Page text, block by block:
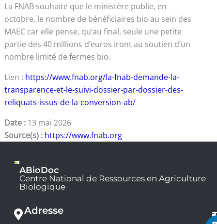
La FNAB souhaite que le ministère publie, en
octobre, le nombre de bénéficiaires bio au sein des
MAEC car elle pense, qu’au final, seule une petite
partie des 40 millions d’euros iront au soutien d’un
nombre limité de fermes bio.
Lien : https://www.fnab.org/la-fnab-demande-la-
transparence-et-le-suivi-dossier-par-dossier-des-
reliquats-issus-de-la-conversion-ab/
Date : 13 mai 2026
Source(s) : https://www.fnab.org
ABioDoc
Centre National de Ressources en Agriculture
Biologique
Adresse